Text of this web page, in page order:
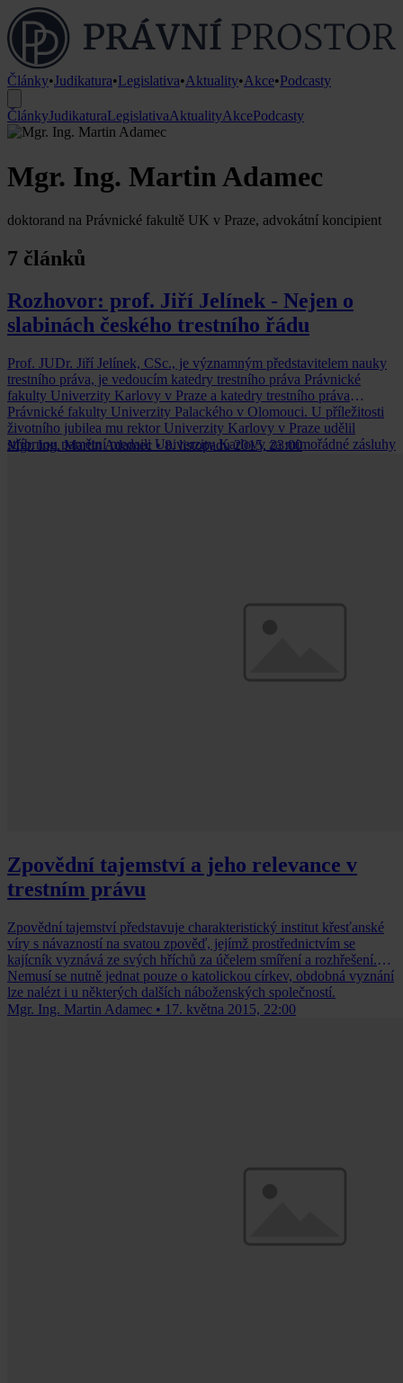
Články•Judikatura•Legislativa•Aktuality•Akce•Podcasty
ČlánkyJudikaturaLegislativaAktualityAkcePodcasty
Mgr. Ing. Martin Adamec
doktorand na Právnické fakultě UK v Praze, advokátní koncipient
7 článků
Rozhovor: prof. Jiří Jelínek - Nejen o
slabinách českého trestního řádu
Prof. JUDr. Jiří Jelínek, CSc., je významným představitelem nauky
trestního práva, je vedoucím katedry trestního práva Právnické
fakulty Univerzity Karlovy v Praze a katedry trestního práva
Právnické fakulty Univerzity Palackého v Olomouci. U příležitosti
životního jubilea mu rektor Univerzity Karlovy v Praze udělil
stříbrnou pamětní medaili Univerzity Karlovy za mimořádné zásluhy
Mgr. Ing. Martin Adamec • 8. listopadu 2015, 23:00
Zpovědní tajemství a jeho relevance v
trestním právu
Zpovědní tajemství představuje charakteristický institut křesťanské
víry s návazností na svatou zpověď, jejímž prostřednictvím se
kajícník vyznává ze svých hříchů za účelem smíření a rozhřešení.
Nemusí se nutně jednat pouze o katolickou církev, obdobná vyznání
lze nalézt i u některých dalších náboženských společností.
Mgr. Ing. Martin Adamec • 17. května 2015, 22:00